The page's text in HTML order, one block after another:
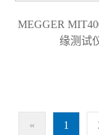
MEGGER
缘测试
« 1